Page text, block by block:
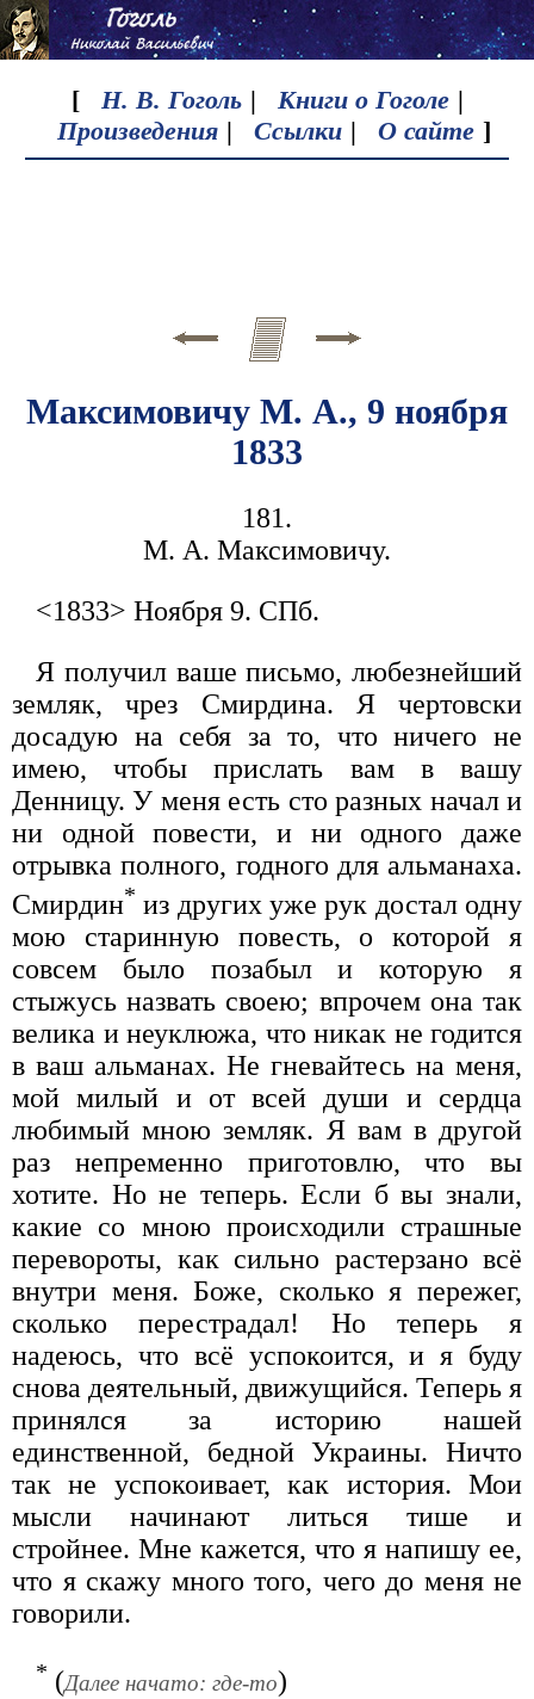
[ Н. В. Гоголь | Книги о Гоголе |
Произведения | Ссылки | О сайте ]
Максимовичу М. А., 9 ноября
1833
181.
М. А. Максимовичу.
<1833> Ноября 9. СПб.
Я получил ваше письмо, любезнейший
земляк, чрез Смирдина. Я чертовски
досадую на себя за то, что ничего не
имею, чтобы прислать вам в вашу
Денницу. У меня есть сто разных начал и
ни одной повести, и ни одного даже
отрывка полного, годного для альманаха.
Смирдин* из других уже рук достал одну
мою старинную повесть, о которой я
совсем было позабыл и которую я
стыжусь назвать своею; впрочем она так
велика и неуклюжа, что никак не годится
в ваш альманах. Не гневайтесь на меня,
мой милый и от всей души и сердца
любимый мною земляк. Я вам в другой
раз непременно приготовлю, что вы
хотите. Но не теперь. Если б вы знали,
какие со мною происходили страшные
перевороты, как сильно растерзано всё
внутри меня. Боже, сколько я пережег,
сколько перестрадал! Но теперь я
надеюсь, что всё успокоится, и я буду
снова деятельный, движущийся. Теперь я
принялся за историю нашей
единственной, бедной Украины. Ничто
так не успокоивает, как история. Мои
мысли начинают литься тише и
стройнее. Мне кажется, что я напишу ее,
что я скажу много того, чего до меня не
говорили.
* (Далее начато: где-то)